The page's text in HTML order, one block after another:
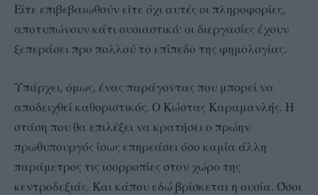
Είτε επιβεβαιωθούν είτε όχι αυτές οι πληροφορίες,
αποτυπώνουν κάτι ουσιαστικό: οι διεργασίες έχουν
ξεπεράσει προ πολλού το επίπεδο της φημολογίας.
Υπάρχει, όμως, ένας παράγοντας που μπορεί να
αποδειχθεί καθοριστικός. Ο Κώστας Καραμανλής. Η
στάση που θα επιλέξει να κρατήσει ο πρώην
πρωθυπουργός ίσως επηρεάσει όσο καμία άλλη
παράμετρος τις ισορροπίες στον χώρο της
κεντροδεξιάς. Και κάπου εδώ βρίσκεται η ουσία. Όσοι